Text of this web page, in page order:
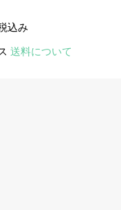
込み
送料について